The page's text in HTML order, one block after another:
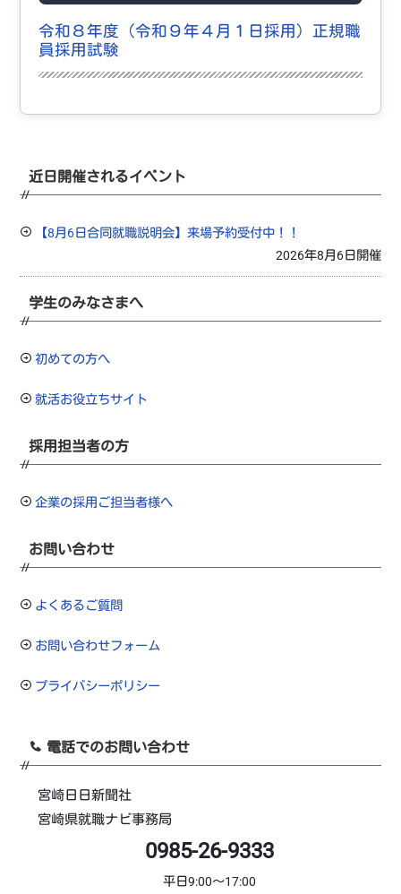
令和８年度（令和９年４月１日採用）正規職
員採用試験
近日開催されるイベント
【8月6日合同就職説明会】来場予約受付中！！
2026年8月6日開催
学生のみなさまへ
初めての方へ
就活お役立ちサイト
採用担当者の方
企業の採用ご担当者様へ
お問い合わせ
よくあるご質問
お問い合わせフォーム
プライバシーポリシー
電話でのお問い合わせ
宮崎日日新聞社
宮崎県就職ナビ事務局
0985-26-9333
平日9:00～17:00